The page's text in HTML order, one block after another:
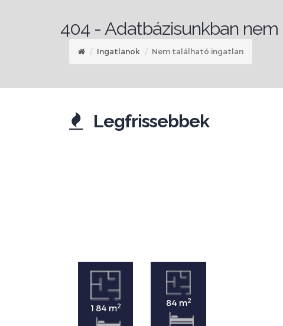
404 - Adatbázisunkban
Ingatlanok Nem található ingatlan
Legfrissebbek
184 m2 84 m2